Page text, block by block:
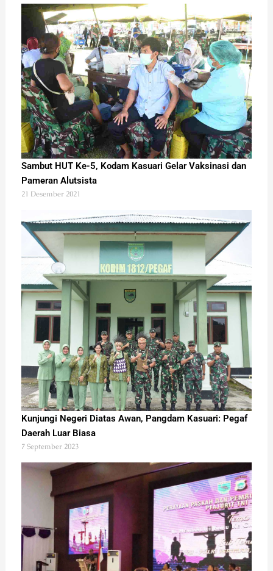
Sambut HUT Ke-5, Kodam Kasuari Gelar Vaksinasi dan
Pameran Alutsista
21 Desember 2021
Kunjungi Negeri Diatas Awan, Pangdam Kasuari: Pegaf
Daerah Luar Biasa
7 September 2023